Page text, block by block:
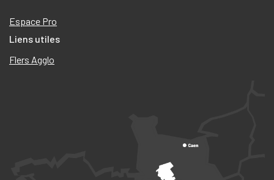
Espace Pro
Liens utiles
Flers Agglo